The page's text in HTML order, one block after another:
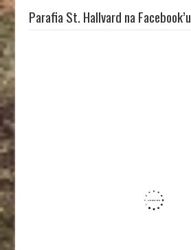
Parafia St. Hallvard na Facebook’u